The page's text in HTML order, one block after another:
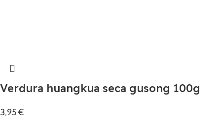
Verdura huangkua seca gusong 100g
3,95€